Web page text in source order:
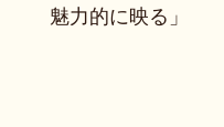
魅力的に映る」